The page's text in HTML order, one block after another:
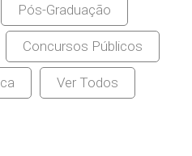
Pós-Graduação
Concursos Públicos
Ver Todos